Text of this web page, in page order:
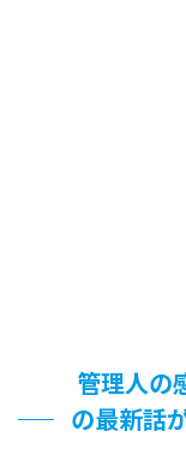
管理人の
の最新話